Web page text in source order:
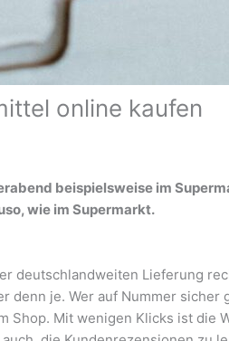
online kaufen
beispielsweise im
wie im Supermarkt.
deutschlandweiten Lieferung
je. Wer auf Nummer
Shop. Mit wenigen Klicks ist die